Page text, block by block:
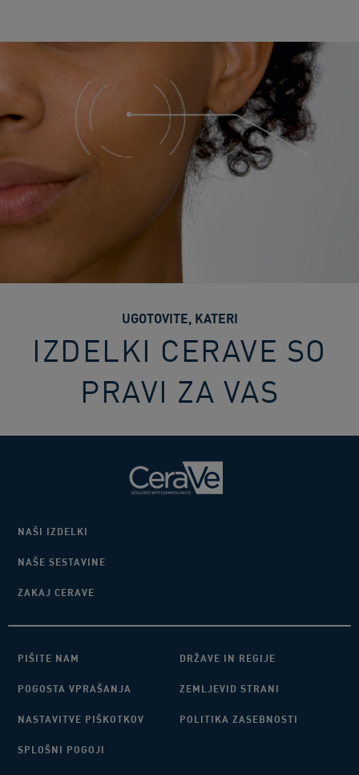
UGOTOVITE, KATERI
IZDELKI CERAVE SO
PRAVI ZA VAS
NAŠI IZDELKI
NAŠE SESTAVINE
ZAKAJ CERAVE
PIŠITE NAM DRŽAVE IN REGIJE
POGOSTA VPRAŠANJA ZEMLJEVID STRANI
NASTAVITVE PIŠKOTKOV POLITIKA ZASEBNOSTI
SPLOŠNI POGOJI